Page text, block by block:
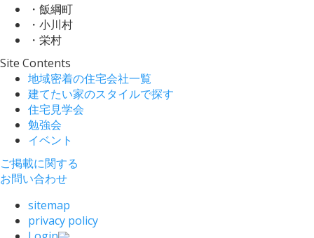
・飯綱町
・小川村
・栄村
Site Contents
地域密着の住宅会社一覧
建てたい家のスタイルで探す
住宅見学会
勉強会
イベント
ご掲載に関する
お問い合わせ
sitemap
privacy policy